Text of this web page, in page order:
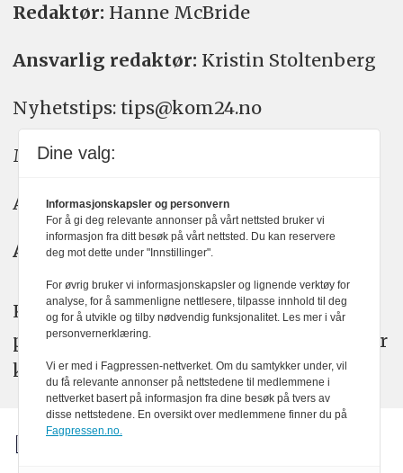
Redaktør: Hanne McBride
Ansvarlig redaktør: Kristin Stoltenberg
Nyhetstips: tips@kom24.no
Meninger: meninger@kom24.no
Annonse: annonse@watchmedia.no
Abonnement:kom24@watchmedia.no
KOM24 arbeider etter Vær Varsom-
plakatens regler for god presseskikk. Her
kan du lese mer omPFUsarbeid.
Dine valg:
Informasjonskapsler og personvern
For å gi deg relevante annonser på vårt nettsted bruker vi
informasjon fra ditt besøk på vårt nettsted. Du kan reservere
deg mot dette under "Innstillinger".
For øvrig bruker vi informasjonskapsler og lignende verktøy for
analyse, for å sammenligne nettlesere, tilpasse innhold til deg
og for å utvikle og tilby nødvendig funksjonalitet. Les mer i vår
personvernerklæring.
Vi er med i Fagpressen-nettverket. Om du samtykker under, vil
du få relevante annonser på nettstedene til medlemmene i
nettverket basert på informasjon fra dine besøk på tvers av
disse nettstedene. En oversikt over medlemmene finner du på
Fagpressen.no.